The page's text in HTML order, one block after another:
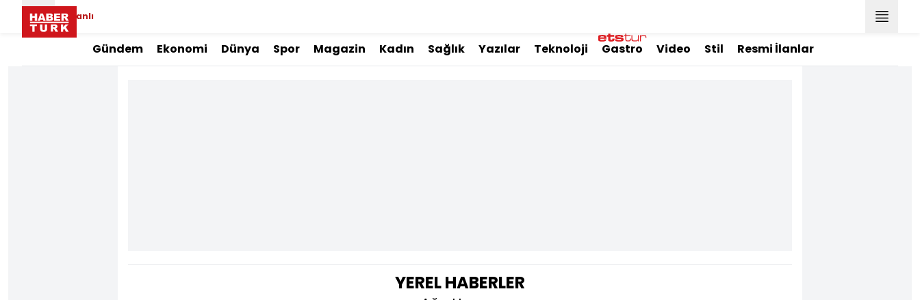
Canlı
Gündem Ekonomi Dünya Spor Magazin Kadın Sağlık Yazılar Teknoloji Gastro Video Stil Resmi İlanlar
YEREL HABERLER